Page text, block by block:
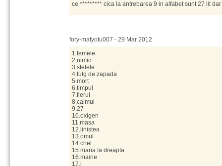
ce ********* cica la antrebarea 9 in alfabet sunt 27 lit dar
fory-mafyotu007 - 29 Mar 2012
1.femeie
2.nimic
3.stelele
4.fulg de zapada
5.mort
6.timpul
7.fierul
8.calmul
9.27
10.oxigen
11.masa
12.linistea
13.omul
14.chel
15.mana ta dreapta
16.maine
17.i